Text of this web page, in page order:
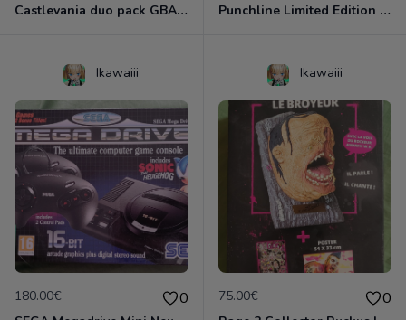
Castlevania duo pack GBA complet VF Punchline Limited Edition EUR Neuf sous Blister
Ikawaiii
180.00€ 0
Ikawaiii
75.00€ 0